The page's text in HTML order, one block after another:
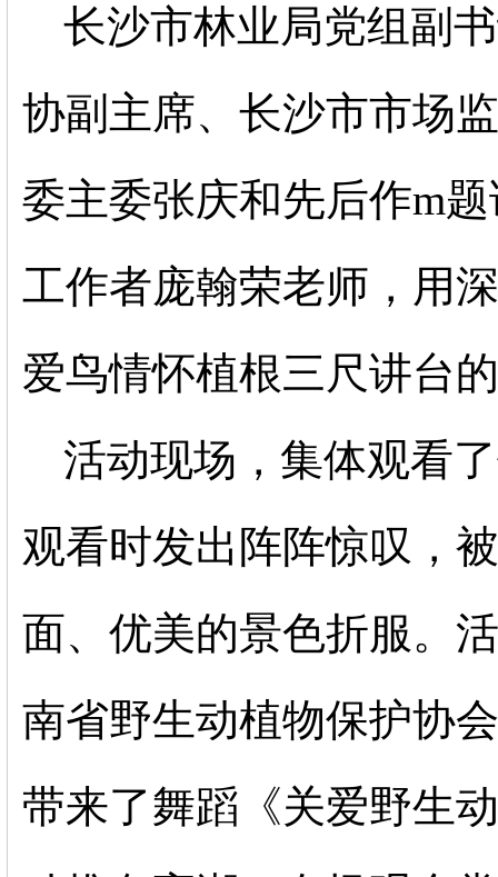
长沙市林业局党组副
协副主席、长沙市市场
委主委张庆和先后作m
工作者庞翰荣老师，用
爱鸟情怀植根三尺讲台
活动现场，集体观看
观看时发出阵阵惊叹，
面、优美的景色折服。
南省野生动植物保护协
带来了舞蹈《关爱野生